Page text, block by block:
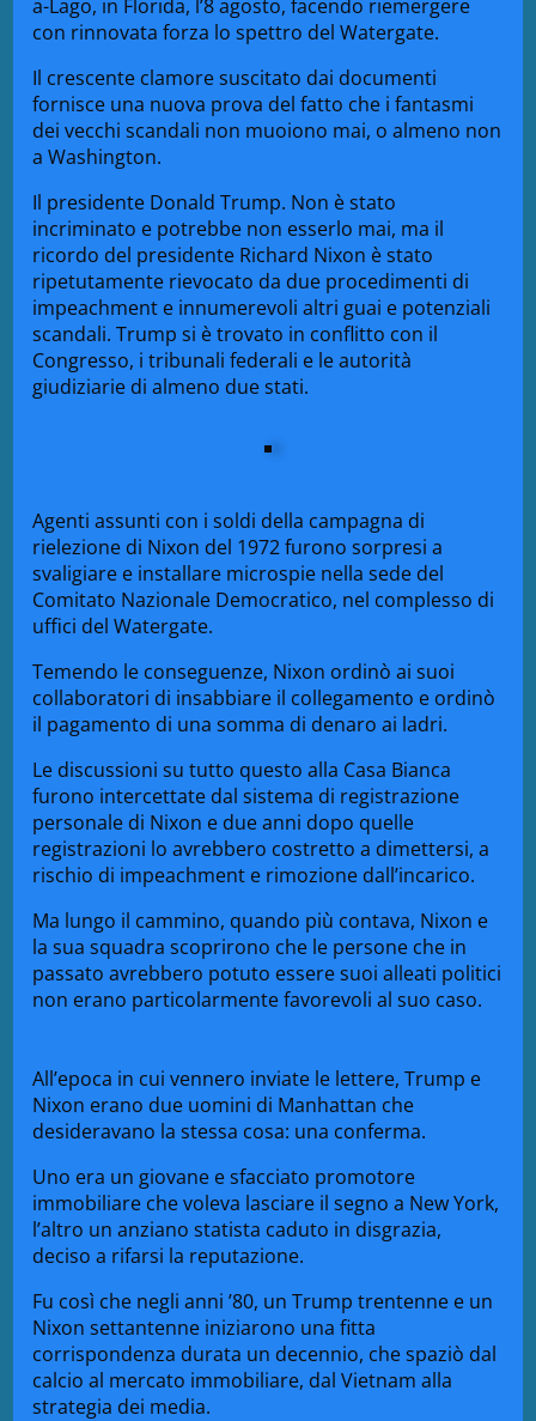
a-Lago, in Florida, l’8 agosto, facendo riemergere
con rinnovata forza lo spettro del Watergate.
Il crescente clamore suscitato dai documenti
fornisce una nuova prova del fatto che i fantasmi
dei vecchi scandali non muoiono mai, o almeno non
a Washington.
Il presidente Donald Trump. Non è stato
incriminato e potrebbe non esserlo mai, ma il
ricordo del presidente Richard Nixon è stato
ripetutamente rievocato da due procedimenti di
impeachment e innumerevoli altri guai e potenziali
scandali. Trump si è trovato in conflitto con il
Congresso, i tribunali federali e le autorità
giudiziarie di almeno due stati.
Agenti assunti con i soldi della campagna di
rielezione di Nixon del 1972 furono sorpresi a
svaligiare e installare microspie nella sede del
Comitato Nazionale Democratico, nel complesso di
uffici del Watergate.
Temendo le conseguenze, Nixon ordinò ai suoi
collaboratori di insabbiare il collegamento e ordinò
il pagamento di una somma di denaro ai ladri.
Le discussioni su tutto questo alla Casa Bianca
furono intercettate dal sistema di registrazione
personale di Nixon e due anni dopo quelle
registrazioni lo avrebbero costretto a dimettersi, a
rischio di impeachment e rimozione dall’incarico.
Ma lungo il cammino, quando più contava, Nixon e
la sua squadra scoprirono che le persone che in
passato avrebbero potuto essere suoi alleati politici
non erano particolarmente favorevoli al suo caso.
All’epoca in cui vennero inviate le lettere, Trump e
Nixon erano due uomini di Manhattan che
desideravano la stessa cosa: una conferma.
Uno era un giovane e sfacciato promotore
immobiliare che voleva lasciare il segno a New York,
l’altro un anziano statista caduto in disgrazia,
deciso a rifarsi la reputazione.
Fu così che negli anni ’80, un Trump trentenne e un
Nixon settantenne iniziarono una fitta
corrispondenza durata un decennio, che spaziò dal
calcio al mercato immobiliare, dal Vietnam alla
strategia dei media.